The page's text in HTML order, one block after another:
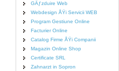
GÄƒzduire Web
Webdesign ÅŸi Servicii WEB
Program Gestiune Online
Facturier Online
Catalog Firme ÅŸi Companii
Magazin Online Shop
Certificate SRL
Zahnarzt in Sopron